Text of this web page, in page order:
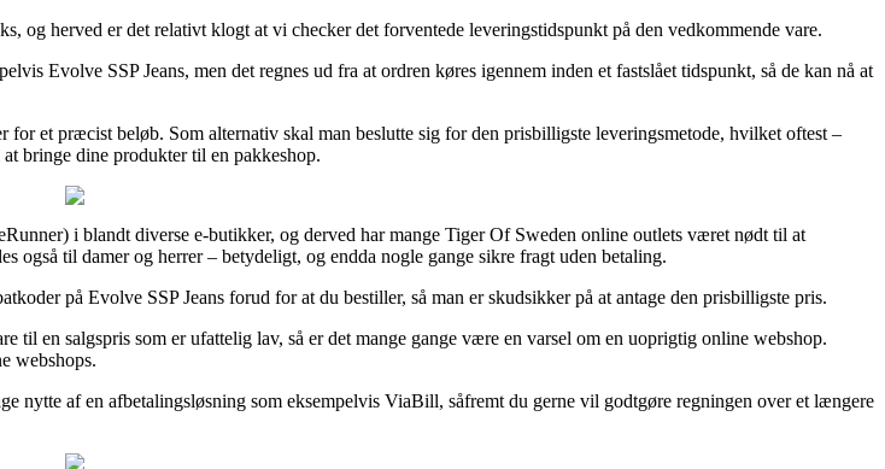
og herved er det relativt klogt at vi checker det forventede leveringstidspunkt på den vedkommende vare.
Evolve SSP Jeans, men det regnes ud fra at ordren køres igennem inden et fastslået tidspunkt, så de kan nå at
et præcist beløb. Som alternativ skal man beslutte sig for den prisbilligste leveringsmetode, hvilket oftest –
bringe dine produkter til en pakkeshop.
i blandt diverse e-butikker, og derved har mange Tiger Of Sweden online outlets været nødt til at
også til damer og herrer – betydeligt, og endda nogle gange sikre fragt uden betaling.
på Evolve SSP Jeans forud for at du bestiller, så man er skudsikker på at antage den prisbilligste pris.
en salgspris som er ufattelig lav, så er det mange gange være en varsel om en uoprigtig online webshop.
webshops.
nytte af en afbetalingsløsning som eksempelvis ViaBill, såfremt du gerne vil godtgøre regningen over et længere